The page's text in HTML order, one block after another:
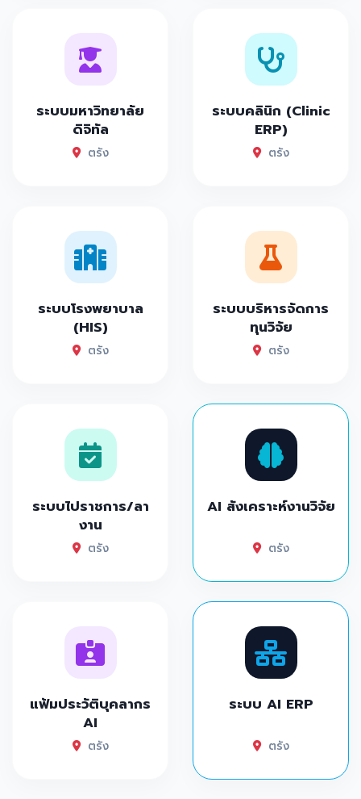
ระบบมหาวิทยาลัย
ดิจิทัล
ตรัง
ระบบคลินิก (Clinic
ERP)
ตรัง
ระบบโรงพยาบาล
(HIS)
ตรัง
ระบบบริหารจัดการ
ทุนวิจัย
ตรัง
ระบบไปราชการ/ลา
งาน
ตรัง
AI สังเคราะห์งานวิจัย
ตรัง
แฟ้มประวัติบุคลากร
AI
ตรัง
ระบบ AI ERP
ตรัง